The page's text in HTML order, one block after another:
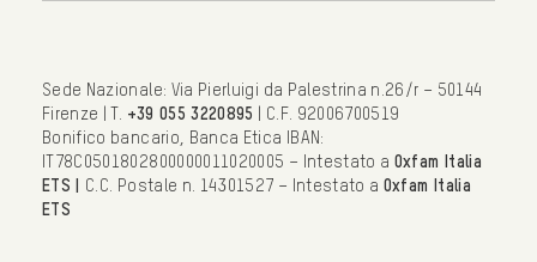
Sede Nazionale: Via Pierluigi da Palestrina n.26/r – 50144
Firenze | T. +39 055 3220895
| C.F. 92006700519
Bonifico bancario, Banca Etica IBAN:
IT78C0501802800000011020005 – Intestato a Oxfam Italia
ETS | C.C. Postale n. 14301527 – Intestato a Oxfam Italia
ETS